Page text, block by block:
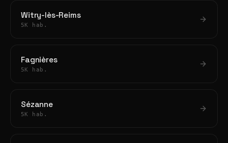
Witry-lès-Reims
5K hab.
Fagnières
5K hab.
Sézanne
5K hab.